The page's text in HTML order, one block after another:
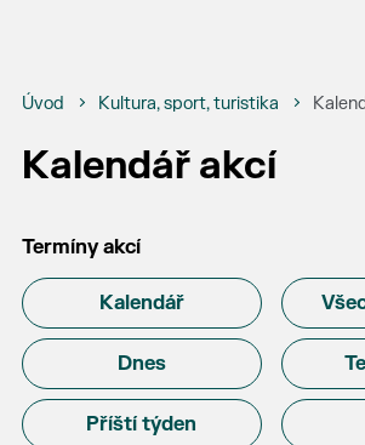
Úvod Kultura, sport, turistika
Kalendář akcí
Termíny akcí
Kalendář
Dnes
Příští týden